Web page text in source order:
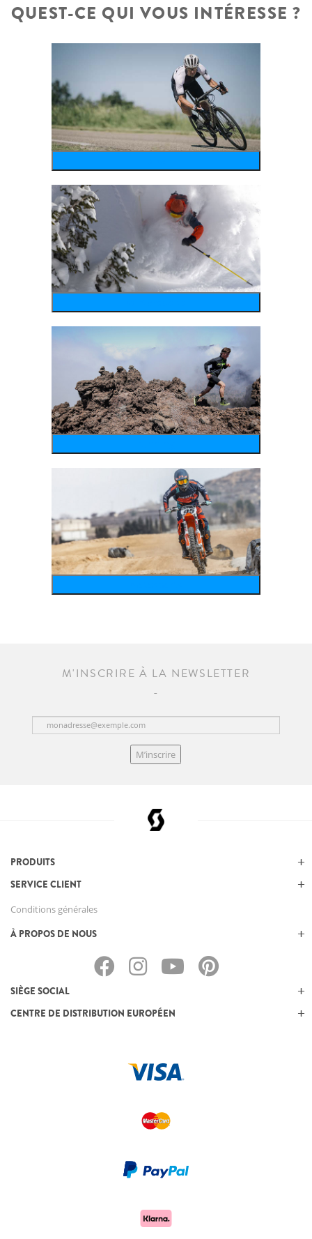
QUEST-CE QUI VOUS INTÉRESSE ?
M'INSCRIRE À LA NEWSLETTER
M’inscrire
PRODUITS
SERVICE CLIENT
Conditions générales
À PROPOS DE NOUS
SIÈGE SOCIAL
CENTRE DE DISTRIBUTION EUROPÉEN